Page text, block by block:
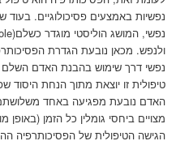
נפשיות באמצעים פסיכולוגיים. בעוד
ולנפש. מכאן נובעת הגדרת
נפשי דרך שימוש בהבנת האדם השלם
טיפולית זו יוצאת מתוך הנחת היסוד
האדם נובעת מפגיעה באחד
מצויים ביחסי גומלין כל הזמן
הגישה הטיפולית של הפסיכותרפיה